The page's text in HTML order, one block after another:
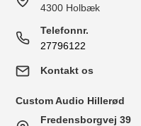
4300 Holbæk
Telefonnr.
27796122
Kontakt os
Custom Audio Hillerød
Fredensborgvej 39